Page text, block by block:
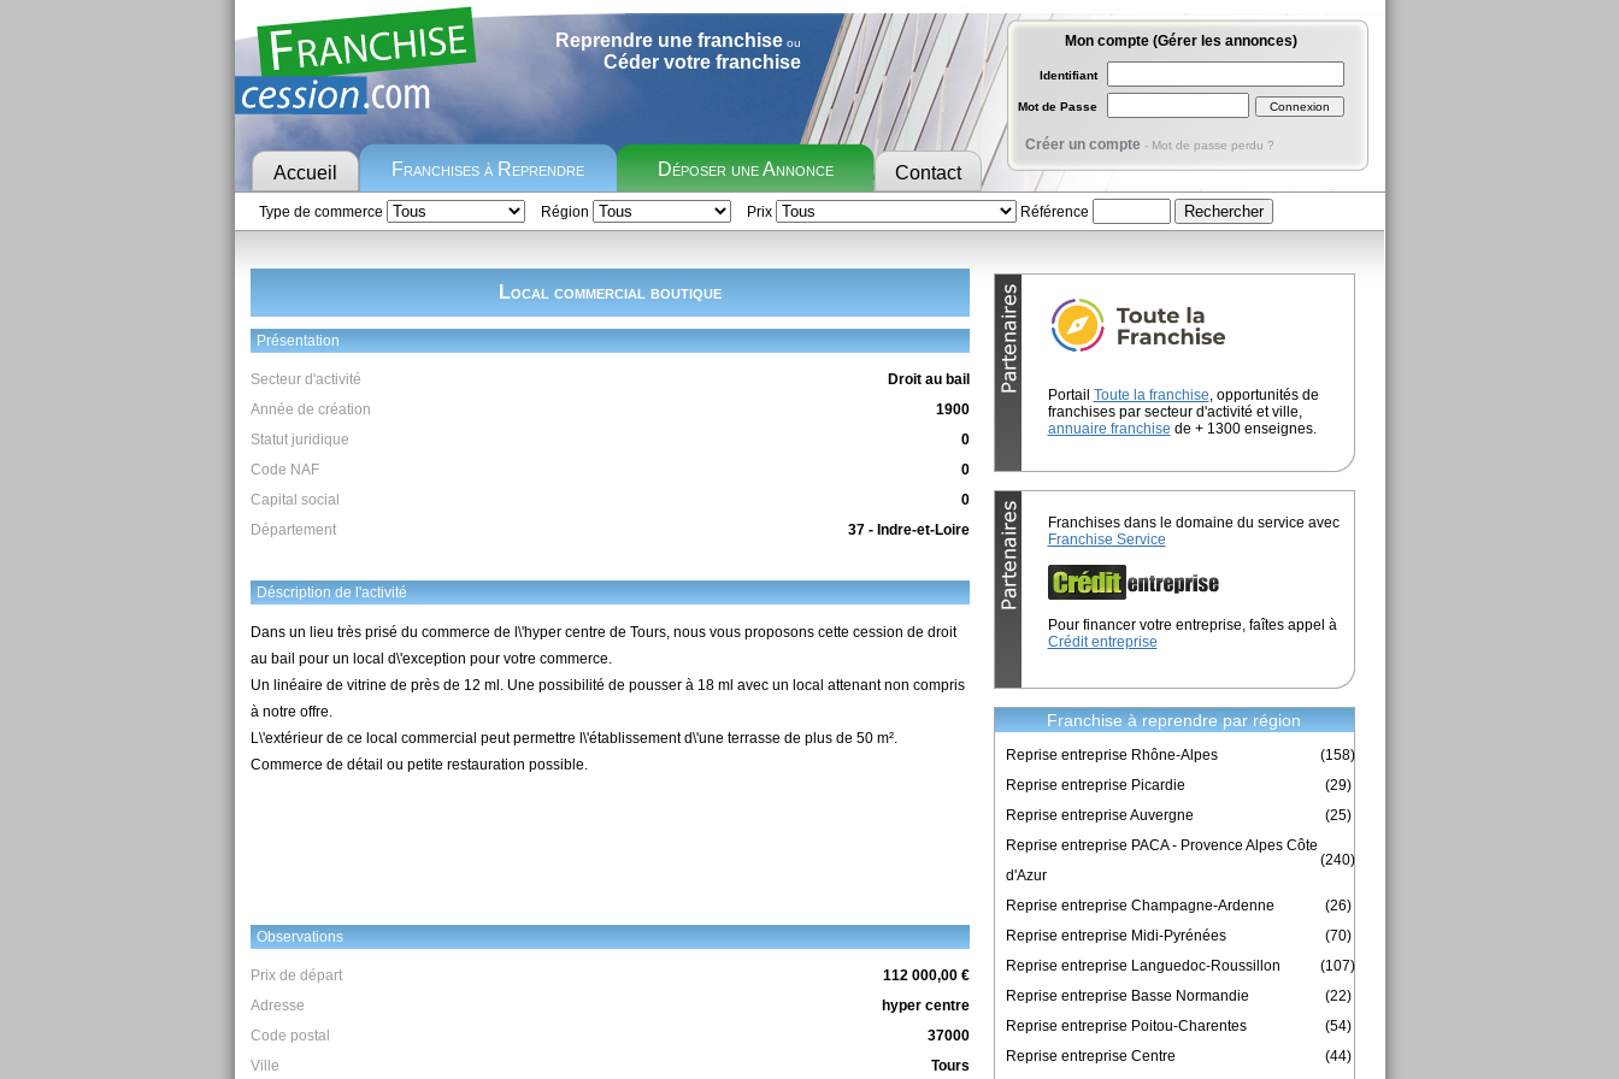
Reprendre une franchiseou
Céder votre franchise
Accueil Franchises à Reprendre Déposer une Annonce Contact
Mon compte (Gérer les annonces)
Identifiant
Mot de Passe
Créer un compte - Mot de passe perdu ?
Type de commerce Région Prix Référence
Local commercial boutique
Présentation
Secteur d'activité
Droit au bail
Année de création
1900
Statut juridique
0
Code NAF
0
Capital social
0
Département
37 - Indre-et-Loire
Déscription de l'activité
Dans un lieu très prisé du commerce de l\'hyper centre de Tours, nous vous proposons cette cession de droit
au bail pour un local d\'exception pour votre commerce.
Un linéaire de vitrine de près de 12 ml. Une possibilité de pousser à 18 ml avec un local attenant non compris
à notre offre.
L\'extérieur de ce local commercial peut permettre l\'établissement d\'une terrasse de plus de 50 m².
Commerce de détail ou petite restauration possible.
Observations
Prix de départ
112 000,00 €
Adresse
hyper centre
Code postal
37000
Ville
Tours
Portail Toute la franchise, opportunités de
franchises par secteur d'activité et ville,
annuaire franchise de + 1300 enseignes.
Franchises dans le domaine du service avec
Franchise Service
Pour financer votre entreprise, faîtes appel à
Crédit entreprise
Franchise à reprendre par région
Reprise entreprise Rhône-Alpes
(158)
Reprise entreprise Picardie
(29)
Reprise entreprise Auvergne
(25)
Reprise entreprise PACA - Provence Alpes Côte
d'Azur
(240)
Reprise entreprise Champagne-Ardenne
(26)
Reprise entreprise Midi-Pyrénées
(70)
Reprise entreprise Languedoc-Roussillon
(107)
Reprise entreprise Basse Normandie
(22)
Reprise entreprise Poitou-Charentes
(54)
Reprise entreprise Centre
(44)